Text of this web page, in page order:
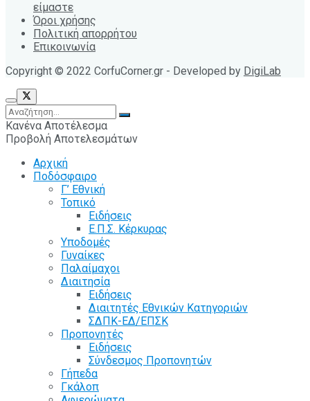
είμαστε
Όροι χρήσης
Πολιτική απορρήτου
Επικοινωνία
Copyright © 2022 CorfuCorner.gr - Developed by DigiLab
Κανένα Αποτέλεσμα
Προβολή Αποτελεσμάτων
Αρχική
Ποδόσφαιρο
Γ’ Εθνική
Τοπικό
Ειδήσεις
Ε.Π.Σ. Κέρκυρας
Υποδομές
Γυναίκες
Παλαίμαχοι
Διαιτησία
Ειδήσεις
Διαιτητές Εθνικών Κατηγοριών
ΣΔΠΚ-ΕΔ/ΕΠΣΚ
Προπονητές
Ειδήσεις
Σύνδεσμος Προπονητών
Γήπεδα
Γκάλοπ